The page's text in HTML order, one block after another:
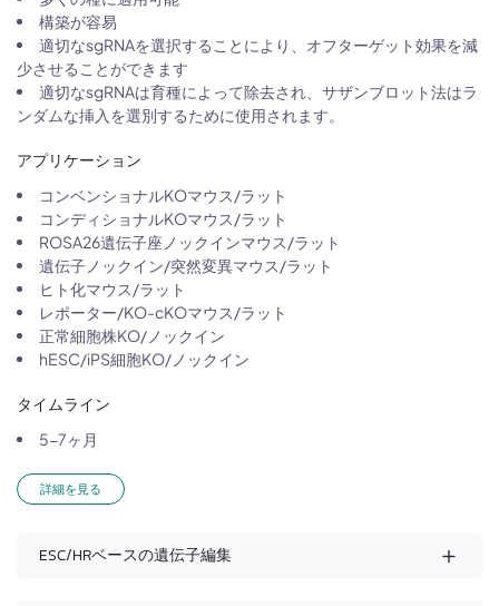
構築が容易
適切なsgRNAを選択することにより、オフターゲット効果を減
少させることができます
適切なsgRNAは育種によって除去され、サザンブロット法はラ
ンダムな挿入を選別するために使用されます。
アプリケーション
コンベンショナルKOマウス/ラット
コンディショナルKOマウス/ラット
ROSA26遺伝子座ノックインマウス/ラット
遺伝子ノックイン/突然変異マウス/ラット
ヒト化マウス/ラット
レポーター/KO-cKOマウス/ラット
正常細胞株KO/ノックイン
hESC/iPS細胞KO/ノックイン
タイムライン
5-7ヶ月
詳細を見る
ESC/HRベースの遺伝子編集